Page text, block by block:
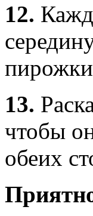
12.
13.
чтобы
обеих